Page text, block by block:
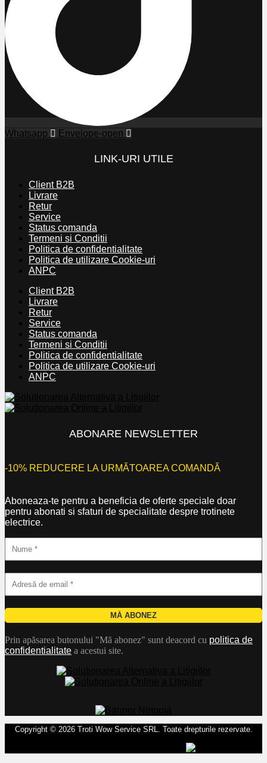
Whatsapp Envelope-open
LINK-URI UTILE
Client B2B
Livrare
Retur
Service
Status comanda
Termeni si Conditii
Politica de confidentialitate
Politica de utilizare Cookie-uri
ANPC
Client B2B
Livrare
Retur
Service
Status comanda
Termeni si Conditii
Politica de confidentialitate
Politica de utilizare Cookie-uri
ANPC
ABONARE NEWSLETTER
-10% REDUCERE LA URMĂTOAREA COMANDĂ
Aboneaza-te pentru a beneficia de oferte speciale doar
pentru abonati si sfaturi de specialitate despre trotinete
electrice.
Prin apăsarea butonului "Mă abonez" sunt deacord cu politica de
confidentialitate a acestui site.
Copyright © 2026 Troti Wow Service SRL. Toate drepturile rezervate.